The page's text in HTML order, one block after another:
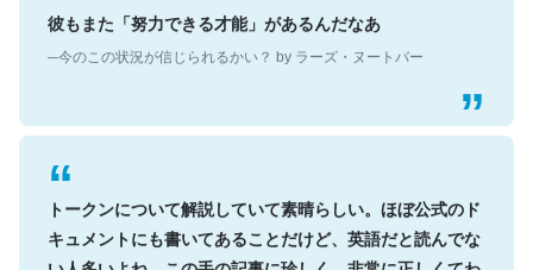
彼もまた「努力できる才能」があるんだなあ
トークンについて解説していて素晴らしい。ほぼ公式のド
キュメントにも書いてあることだけど、英語だと読んでな
い人多いよね。この手の記事に珍しく、非常に正しくてわ